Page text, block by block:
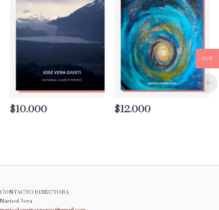
$10.000 $12.000
CONTACTO DIRECTORA
Marisol Vera
CLP